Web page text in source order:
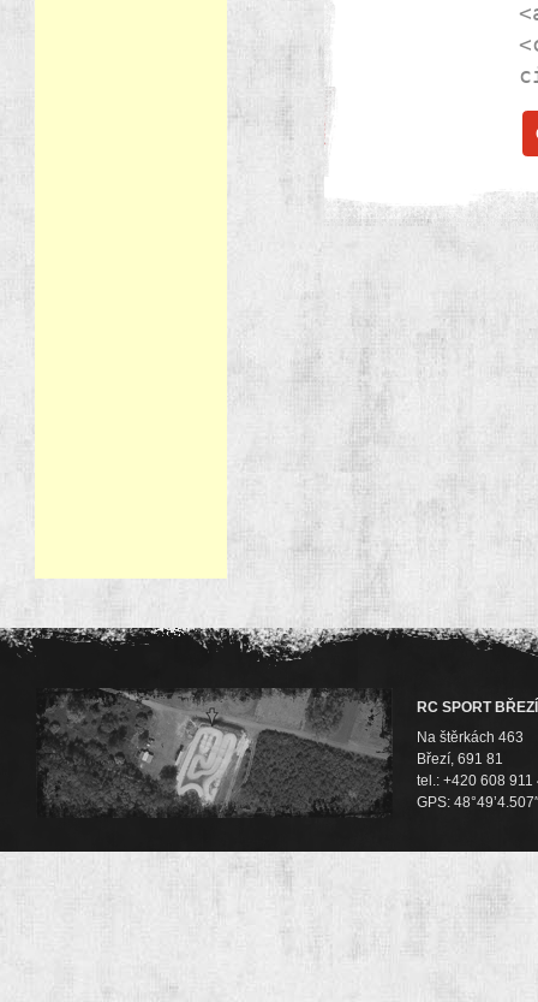
RC SPORT BŘEZÍ
Na štěrkách 463
Březí, 691 81
tel.: +420 608 911
GPS: